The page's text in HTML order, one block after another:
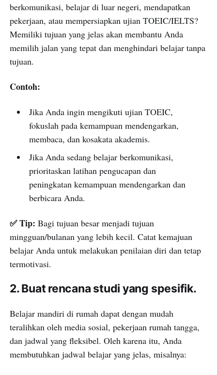
berkomunikasi, belajar di luar negeri, mendapatkan
pekerjaan, atau mempersiapkan ujian TOEIC/IELTS?
Memiliki tujuan yang jelas akan membantu Anda
memilih jalan yang tepat dan menghindari belajar tanpa
tujuan.
Contoh:
Jika Anda ingin mengikuti ujian TOEIC,
fokuslah pada kemampuan mendengarkan,
membaca, dan kosakata akademis.
Jika Anda sedang belajar berkomunikasi,
prioritaskan latihan pengucapan dan
peningkatan kemampuan mendengarkan dan
berbicara Anda.
✅ Tip: Bagi tujuan besar menjadi tujuan
mingguan/bulanan yang lebih kecil. Catat kemajuan
belajar Anda untuk melakukan penilaian diri dan tetap
termotivasi.
2. Buat rencana studi yang spesifik.
Belajar mandiri di rumah dapat dengan mudah
teralihkan oleh media sosial, pekerjaan rumah tangga,
dan jadwal yang fleksibel. Oleh karena itu, Anda
membutuhkan jadwal belajar yang jelas, misalnya: